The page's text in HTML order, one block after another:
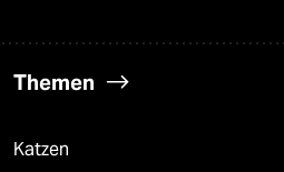
Themen
Katzen